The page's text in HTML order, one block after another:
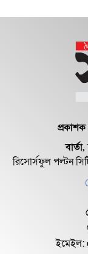
রিসোর্সফুল পল্টন
ইমেইল: